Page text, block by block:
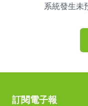
系統發生未
訂閱電子報